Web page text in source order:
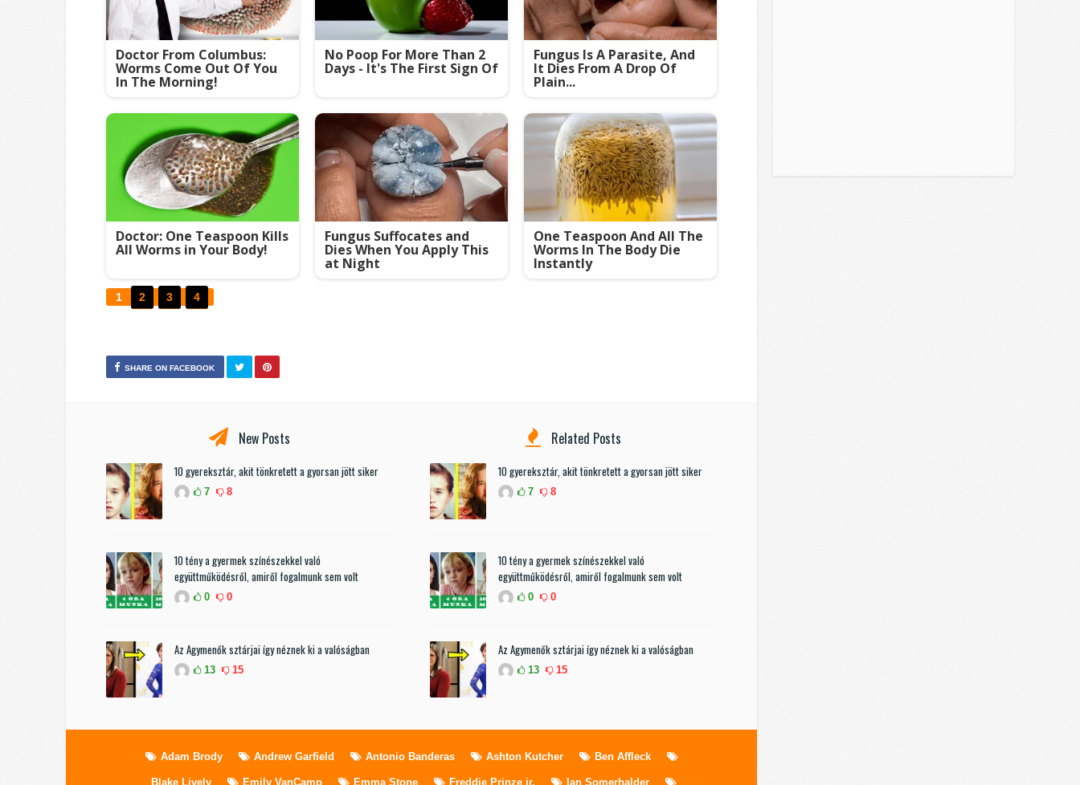
Doctor From Columbus:
Worms Come Out Of You
In The Morning!
No Poop For More Than 2
Days - It's The First Sign Of
Fungus Is A Parasite, And
It Dies From A Drop Of
Plain...
Doctor: One Teaspoon Kills
All Worms in Your Body!
Fungus Suffocates and
Dies When You Apply This
at Night
One Teaspoon And All The
Worms In The Body Die
Instantly
1 2 3 4
SHARE ON FACEBOOK
New Posts
10 gyereksztár, akit tönkretett a gyorsan jött siker
7 8
10 tény a gyermek színészekkel való
együttműködésről, amiről fogalmunk sem volt
0 0
Az Agymenők sztárjai így néznek ki a valóságban
13 15
Related Posts
10 gyereksztár, akit tönkretett a gyorsan jött siker
7 8
10 tény a gyermek színészekkel való
együttműködésről, amiről fogalmunk sem volt
0 0
Az Agymenők sztárjai így néznek ki a valóságban
13 15
Adam Brody Andrew Garfield Antonio Banderas Ashton Kutcher Ben Affleck
Blake Lively Emily VanCamp Emma Stone Freddie Prinze jr. Ian Somerhalder